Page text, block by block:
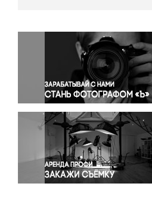
Окружающая среда
Политика
Правосудие
Происшествия и конфликты
Религия
Светская жизнь
Спорт
Экология
Экономика и бизнес